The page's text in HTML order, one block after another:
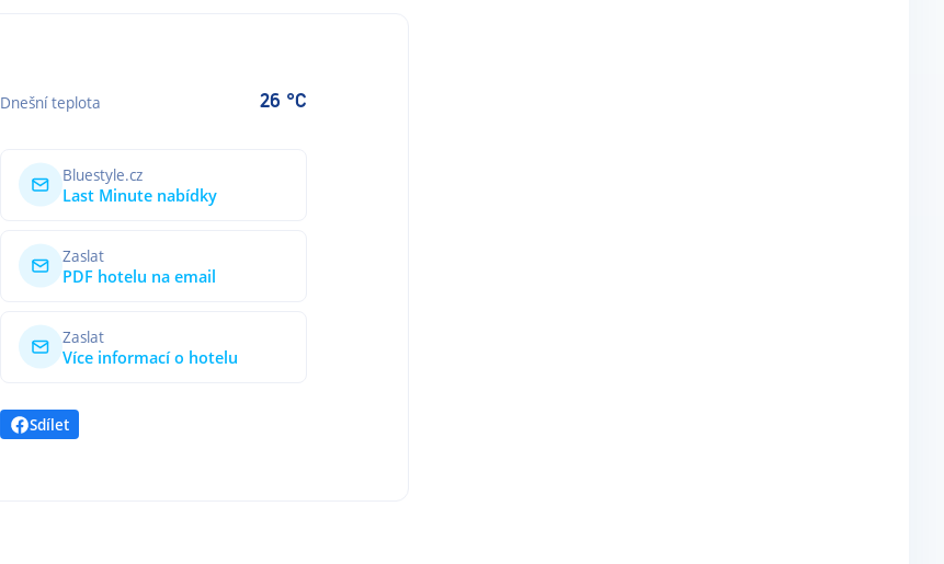
Dnešní teplota 26 °C
Bluestyle.cz
Last Minute nabídky
Zaslat
PDF hotelu na email
Zaslat
Více informací o hotelu
Sdílet